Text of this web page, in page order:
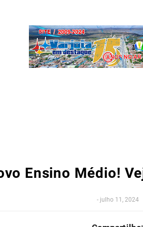
Ensino Médio!
- julho 11, 2024